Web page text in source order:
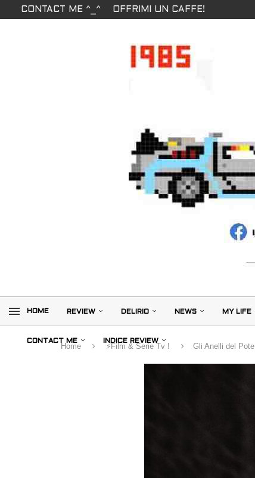
CONTACT ME ^_^ OFFRIMI UN CAFFE!
HOME REVIEW DELIRIO NEWS MY LIFE
CONTACT ME INDICE REVIEW
Home ⚡️Film & Serie Tv ! Gli Anelli del